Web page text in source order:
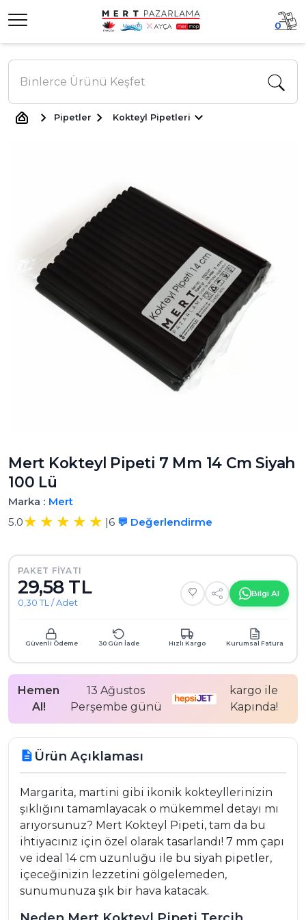
0
Pipetler Kokteyl Pipetleri
Mert Kokteyl Pipeti 7 Mm 14 Cm Siyah
100 Lü
Marka : Mert
5.0
|6 💬 Değerlendirme
PAKET FIYATI
29,58 TL
0,30 TL / Adet
Bilgi Al
Güvenli Ödeme 30 Gün İade Hızlı Kargo Kurumsal Fatura
Hemen
Al!
13 Ağustos
Perşembe günü
kargo ile
Kapında!
description Ürün Açıklaması
Margarita, martini gibi ikonik kokteyllerinizin
şıklığını tamamlayacak o mükemmel detayı mı
arıyorsunuz? Mert Kokteyl Pipeti, tam da bu
ihtiyacınız için özel olarak tasarlandı! 7 mm çapı
ve ideal 14 cm uzunluğu ile bu siyah pipetler,
içeceğinizin lezzetini gölgelemeden,
sunumunuza şık bir hava katacak.